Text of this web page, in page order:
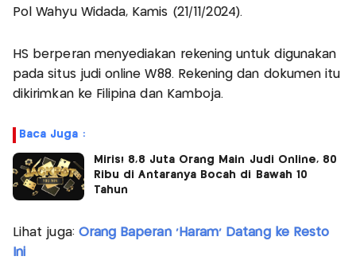
Pol Wahyu Widada, Kamis (21/11/2024).
HS berperan menyediakan rekening untuk digunakan
pada situs judi online W88. Rekening dan dokumen itu
dikirimkan ke Filipina dan Kamboja.
Baca Juga :
Miris! 8,8 Juta Orang Main Judi Online, 80
Ribu di Antaranya Bocah di Bawah 10
Tahun
Lihat juga: Orang Baperan 'Haram' Datang ke Resto
Ini